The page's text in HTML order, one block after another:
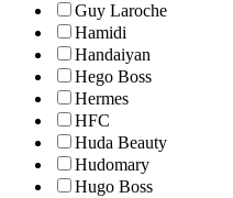
Guy Laroche
Hamidi
Handaiyan
Hego Boss
Hermes
HFC
Huda Beauty
Hudomary
Hugo Boss